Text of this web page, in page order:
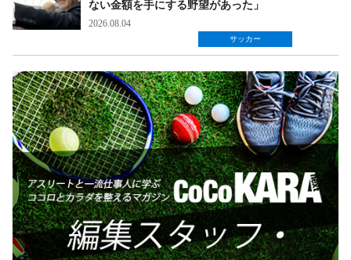
ない金額を手にする野望があった」
2026.08.04
サッカー